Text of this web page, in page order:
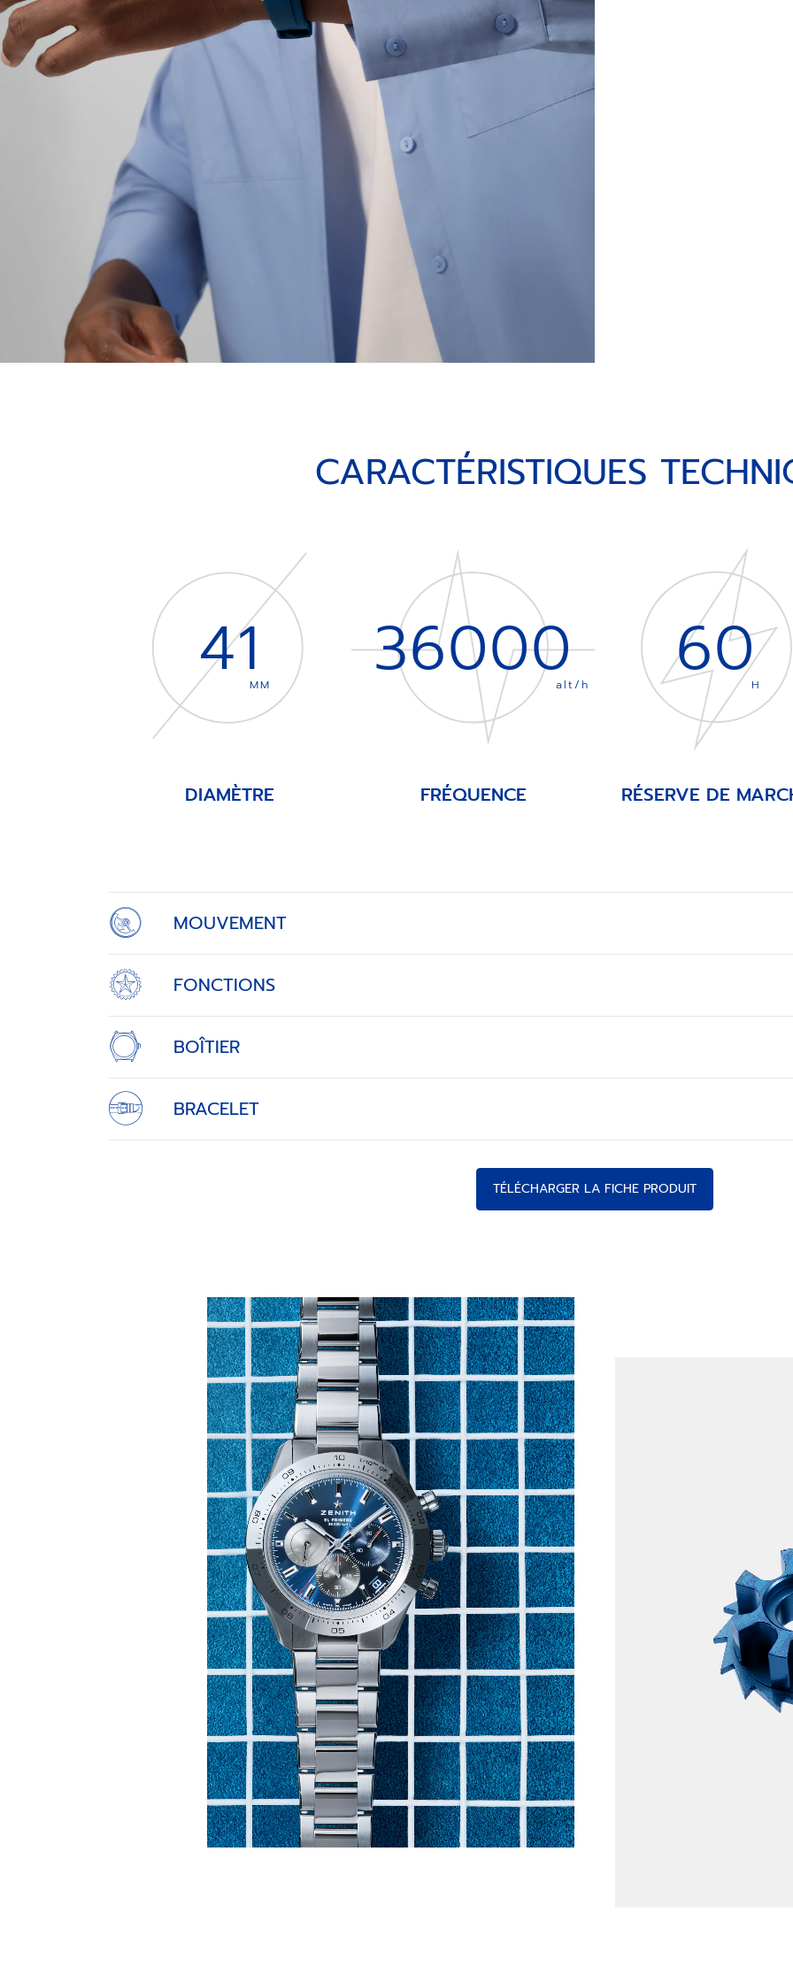
CARACTÉRISTIQUES
41MM
DIAMÈTRE
36000alt/h
FRÉQUENCE
60H
RÉSERVE DE
MOUVEMENT
FONCTIONS
BOÎTIER
BRACELET
TÉLÉCHARGER LA FICHE PRODUIT
Repousser les limites du temps